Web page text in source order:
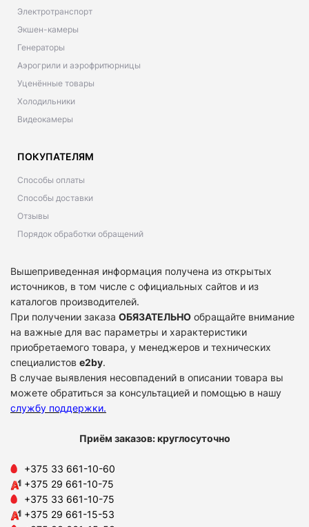
Электротранспорт
Экшен-камеры
Генераторы
Аэрогрили и аэрофритюрницы
Уценённые товары
Холодильники
Видеокамеры
ПОКУПАТЕЛЯМ
Способы оплаты
Способы доставки
Отзывы
Порядок обработки обращений
Вышеприведенная информация получена из открытых
источников, в том числе с официальных сайтов и из
каталогов производителей.
При получении заказа ОБЯЗАТЕЛЬНО обращайте внимание
на важные для вас параметры и характеристики
приобретаемого товара, у менеджеров и технических
специалистов e2by.
В случае выявления несовпадений в описании товара вы
можете обратиться за консультацией и помощью в нашу
службу поддержки.
Приём заказов: круглосуточно
+375 33 661-10-60
+375 29 661-10-75
+375 33 661-10-75
+375 29 661-15-53